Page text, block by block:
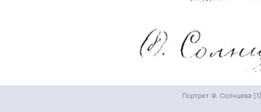
Портрет Ф. Солнцева [1]